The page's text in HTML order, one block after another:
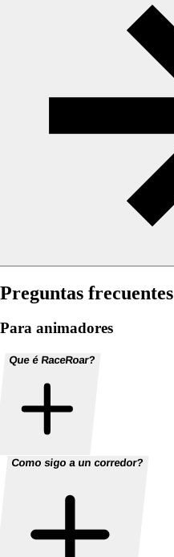
Preguntas frecuentes
Para animadores
Que é RaceRoar?
Como sigo a un corredor?